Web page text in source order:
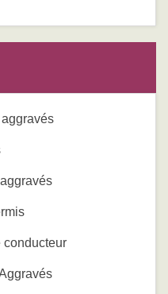
conducteur